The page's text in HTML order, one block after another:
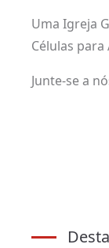
Uma Igreja
Células
Junte-se a